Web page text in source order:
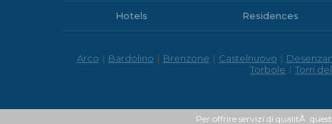
Hotels Residences
Arco | Bardolino | Brenzone | Castelnuovo |
Torbole | Torri
Per offrire servizi di qualitÃ